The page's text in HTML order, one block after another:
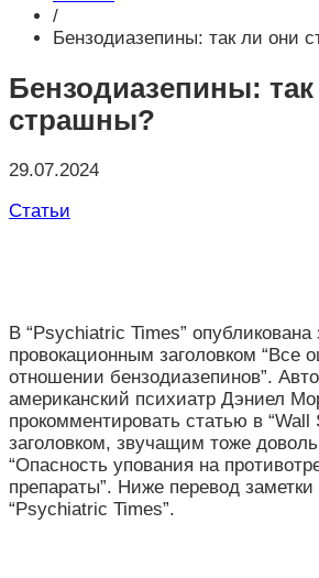
/
Бензодиазепины: так ли они
Бензодиазепины:
страшны?
29.07.2024
Статьи
В “Psychiatric Times” опубликована
провокационным заголовком “Все
отношении бензодиазепинов”.
американский психиатр Дэниел
прокомментировать статью в “Wall
заголовком, звучащим тоже
“Опасность упования на
препараты”. Ниже перевод
“Psychiatric Times”.